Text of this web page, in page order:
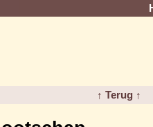
↑ Terug ↑